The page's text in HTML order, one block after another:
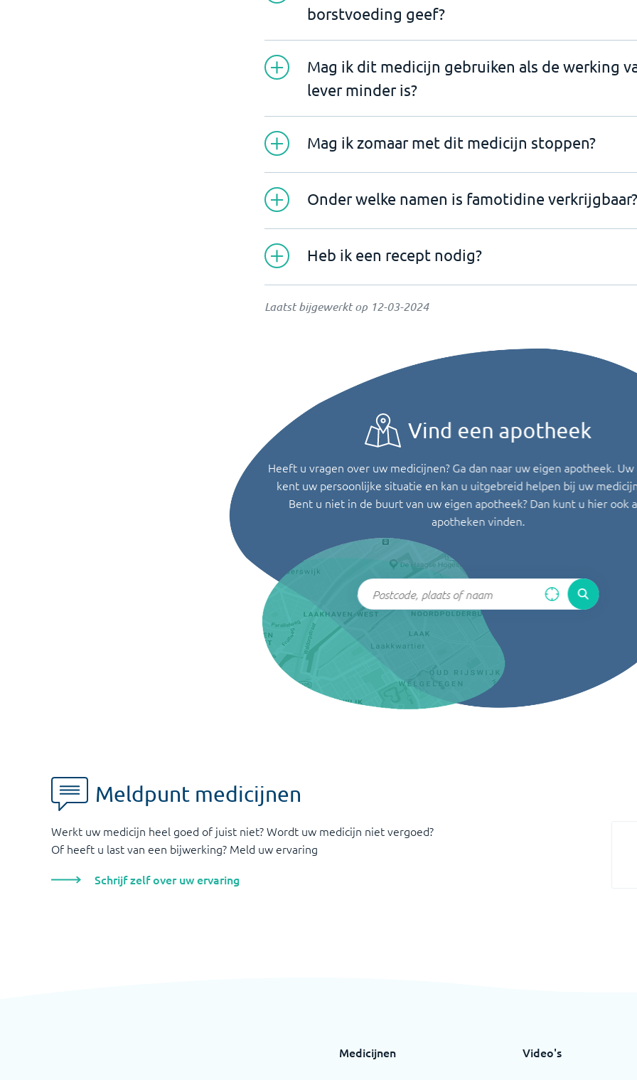
borstvoeding geef?
Mag ik dit medicijn gebruiken als de werking
lever minder is?
Mag ik zomaar met dit medicijn stoppen?
Onder welke namen is famotidine verkrijgbaar?
Heb ik een recept nodig?
Laatst bijgewerkt op 12-03-2024
Vind een apotheek
Heeft u vragen over uw medicijnen? Ga dan naar uw eigen apotheek.
kent uw persoonlijke situatie en kan u uitgebreid helpen bij uw
Bent u niet in de buurt van uw eigen apotheek? Dan kunt u hier ook
apotheken vinden.
Meldpunt medicijnen
Werkt uw medicijn heel goed of juist niet? Wordt uw medicijn niet vergoed?
Of heeft u last van een bijwerking? Meld uw ervaring
Schrijf zelf over uw ervaring
Medicijnen Video's